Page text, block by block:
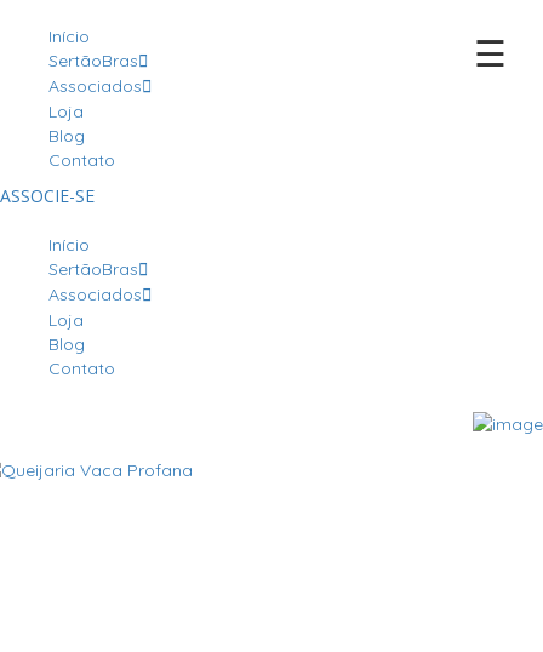
Início
SertãoBras
Associados
Loja
Blog
Contato
ASSOCIE-SE
Início
SertãoBras
Associados
Loja
Blog
Contato
☰